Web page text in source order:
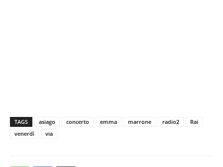
TAGS asiago concerto emma marrone radio2
Rai
venerdì
via